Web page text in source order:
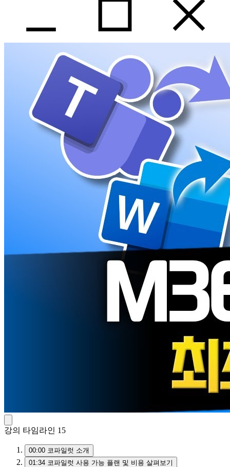
강의 타임라인 15
00:00 코파일럿 소개
01:34 코파일럿 사용 가능 플랜 및 비용 살펴보기